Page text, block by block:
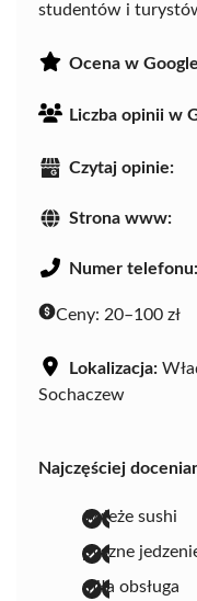
studentów i
Ocena w
Liczba opinii w
Czytaj opinie:
Strona www:
Numer telefonu:
Ceny: 20–100 zł
Lokalizacja:
Sochaczew
Najczęściej
świeże sushi
pyszne
miła obsługa